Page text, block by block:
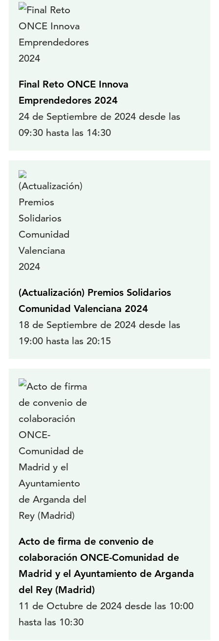
Final Reto ONCE Innova
Emprendedores 2024
24 de Septiembre de 2024 desde las
09:30 hasta las 14:30
(Actualización) Premios Solidarios
Comunidad Valenciana 2024
18 de Septiembre de 2024 desde las
19:00 hasta las 20:15
Acto de firma de convenio de
colaboración ONCE-Comunidad de
Madrid y el Ayuntamiento de Arganda
del Rey (Madrid)
11 de Octubre de 2024 desde las 10:00
hasta las 10:30